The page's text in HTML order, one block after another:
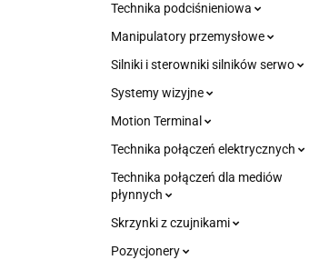
Technika podciśnieniowa
Manipulatory przemysłowe
Silniki i sterowniki silników serwo
Systemy wizyjne
Motion Terminal
Technika połączeń elektrycznych
Technika połączeń dla mediów
płynnych
Skrzynki z czujnikami
Pozycjonery